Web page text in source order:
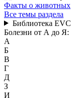
Факты о животных
Все темы раздела
Библиотека EVC
Болезни от А до Я:
А
Б
В
Г
Д
З
И